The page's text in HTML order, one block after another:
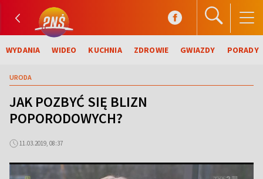
WYDANIA WIDEO KUCHNIA ZDROWIE GWIAZDY PORADY
URODA
JAK POZBYĆ SIĘ BLIZN
POPORODOWYCH?
11.03.2019, 08:37